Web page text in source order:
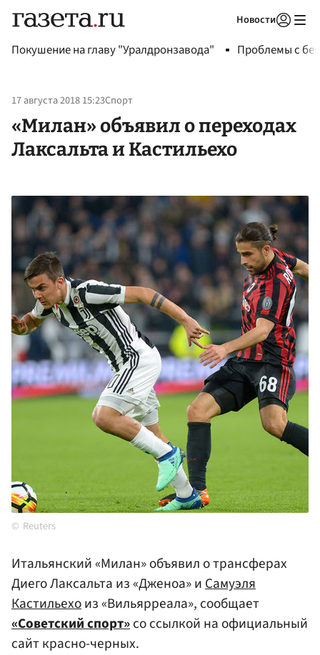
Новости
Покушение на главу "Уралдронзавода" Проблемы с
17 августа 2018 15:23Спорт
«Милан» объявил о переходах
Лаксальта и Кастильехо‍
Reuters
Итальянский «Милан» объявил о трансферах
Диего Лаксальта из «Дженоа» иСамуэля
Кастильехоиз «Вильярреала», сообщает
«Советский спорт»со ссылкой на официальный
сайт красно-черных.